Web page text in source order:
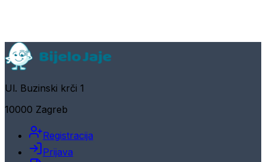
Ul. Buzinski krči 1
10000 Zagreb
Registracija
Prijava